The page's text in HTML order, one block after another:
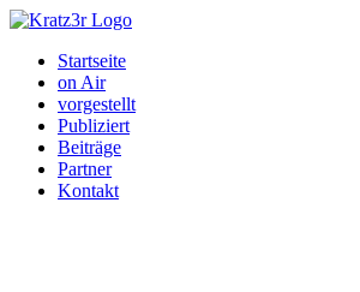
Startseite
on Air
vorgestellt
Publiziert
Beiträge
Partner
Kontakt